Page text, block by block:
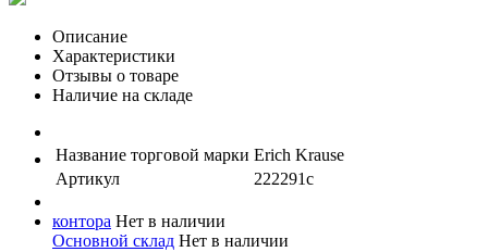
Описание
Характеристики
Отзывы о товаре
Наличие на складе
Название торговой марки Erich Krause
Артикул
222291с
контора Нет в наличии
Основной склад Нет в наличии